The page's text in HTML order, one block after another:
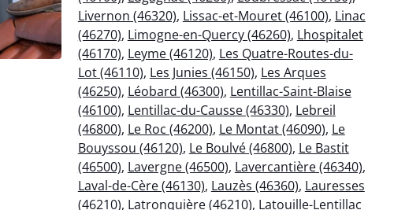
Livernon (46320), Lissac-et-Mouret (46100), Linac
(46270), Limogne-en-Quercy (46260), Lhospitalet
(46170), Leyme (46120), Les Quatre-Routes-du-
Lot (46110), Les Junies (46150), Les Arques
(46250), Léobard (46300), Lentillac-Saint-Blaise
(46100), Lentillac-du-Causse (46330), Lebreil
(46800), Le Roc (46200), Le Montat (46090), Le
Bouyssou (46120), Le Boulvé (46800), Le Bastit
(46500), Lavergne (46500), Lavercantière (46340),
Laval-de-Cère (46130), Lauzès (46360), Lauresses
(46210), Latronquière (46210), Latouille-Lentillac